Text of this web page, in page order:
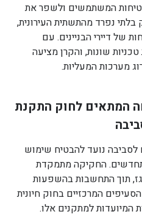
המשתמשים ולשפר את
נפרד מהתשתית העירונית,
של דיירי הבניינים. עם
שונות, והקרן מציעה
מערכות המעליות.
המתאים לחוק התקנת
לסביבה נועד להבטיח שימוש
החקיקה מתמקדת
תוך התחשבות בהשפעות
המרכזיים בחוק חיונית
המיועדות למתקנים אלו.